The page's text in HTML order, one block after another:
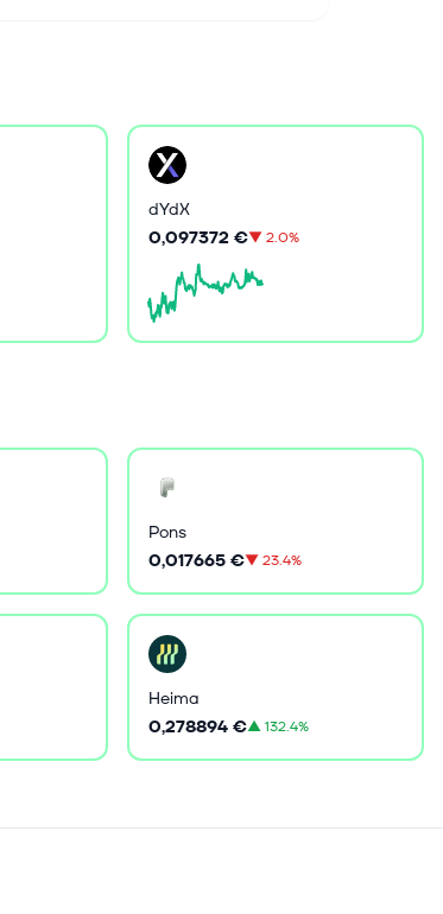
dYdX
0,097372 €▼2.0%
Pons
0,017665 €▼23.4%
Heima
0,278894 €▲132.4%